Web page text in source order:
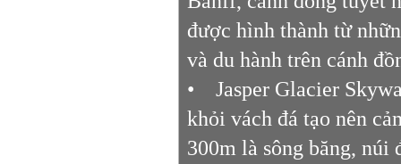
được hình thành từ
và du hành trên cánh
• Jasper Glacier
khỏi vách đá tạo nên
300m là sông băng, núi